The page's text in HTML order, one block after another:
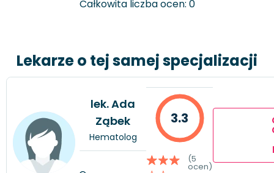
Całkowita liczba ocen: 0
Lekarze o tej samej specjalizacji
lek. Ada
Ząbek
Hematolog
3.3
(5
ocen)